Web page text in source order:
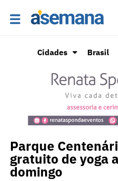
Cidades Brasil
Parque
gratuito de yoga
domingo